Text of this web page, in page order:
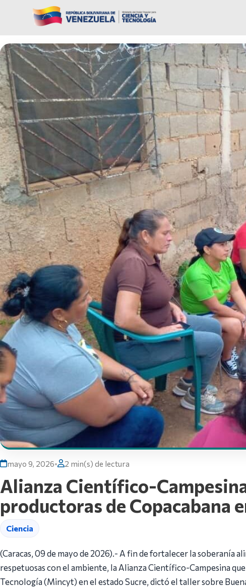
mayo 9, 2026• 2 min(s) de lectura
Alianza Científico-
productoras de Copacabana
Ciencia
(Caracas, 09 de mayo de 2026).- A fin de fortalecer la soberanía
respetuosas con el ambiente, la Alianza Científico-Campesina
Tecnología (Mincyt) en el estado Sucre, dictó el taller sobre